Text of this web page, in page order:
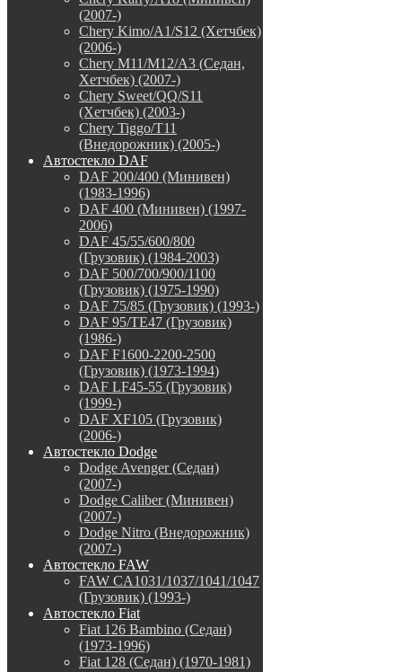
(2007-)
Chery Kimo/A1/S12 (Хетчбек)
(2006-)
Chery M11/M12/A3 (Седан,
Хетчбек) (2007-)
Chery Sweet/QQ/S11
(Хетчбек) (2003-)
Chery Tiggo/T11
(Внедорожник) (2005-)
Автостекло DAF
DAF 200/400 (Минивен)
(1983-1996)
DAF 400 (Минивен) (1997-
2006)
DAF 45/55/600/800
(Грузовик) (1984-2003)
DAF 500/700/900/1100
(Грузовик) (1975-1990)
DAF 75/85 (Грузовик) (1993-)
DAF 95/TE47 (Грузовик)
(1986-)
DAF F1600-2200-2500
(Грузовик) (1973-1994)
DAF LF45-55 (Грузовик)
(1999-)
DAF XF105 (Грузовик)
(2006-)
Автостекло Dodge
Dodge Avenger (Седан)
(2007-)
Dodge Caliber (Минивен)
(2007-)
Dodge Nitro (Внедорожник)
(2007-)
Автостекло FAW
FAW CA1031/1037/1041/1047
(Грузовик) (1993-)
Автостекло Fiat
Fiat 126 Bambino (Седан)
(1973-1996)
Fiat 128 (Седан) (1970-1981)